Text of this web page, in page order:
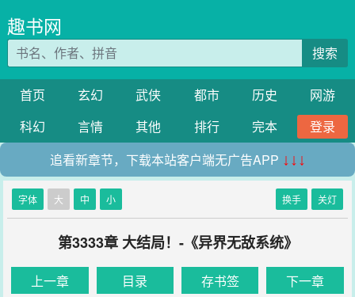
趣书网
搜索
首页 玄幻 武侠 都市 历史
网游
科幻
言情 其他 排行 完本
登录
追看新章节，下载本站客户端无广告APP ↓↓↓
字体 大 中 小 换手 关灯
第3333章 大结局！-《异界无敌系统》
上一章 目录 存书签 下一章